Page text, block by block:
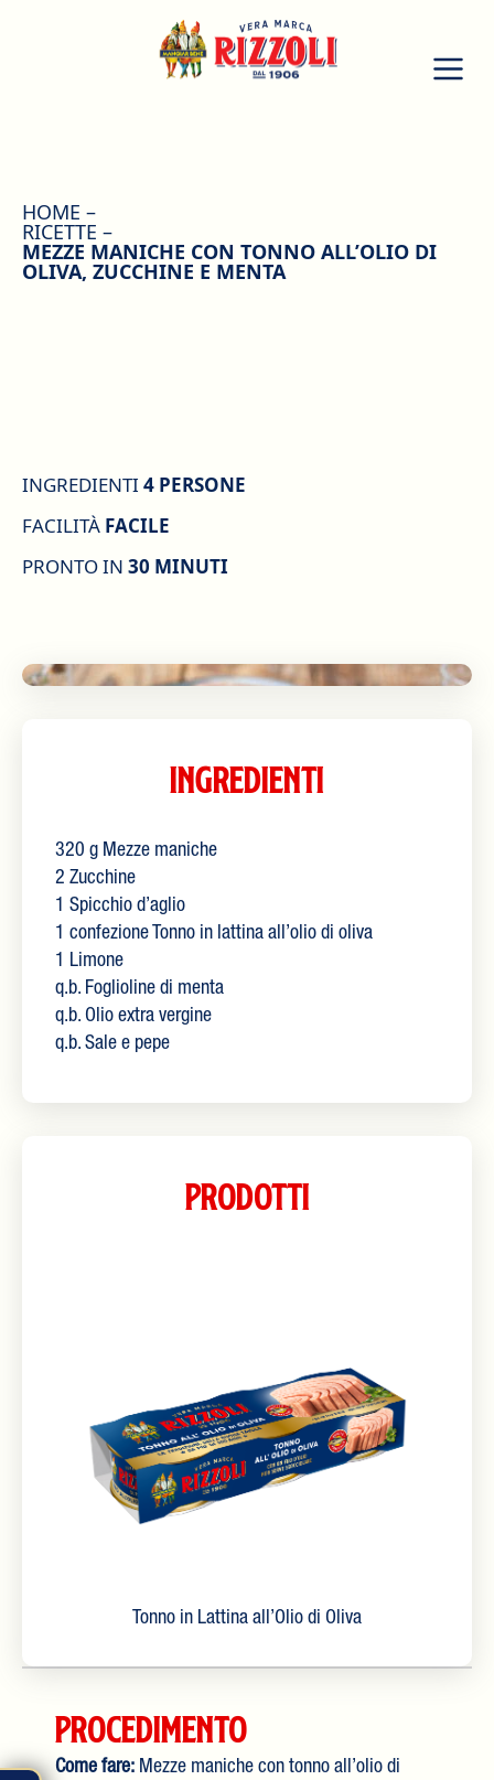
HOME
RICETTE
MEZZE MANICHE CON TONNO ALL’OLIO DI
OLIVA, ZUCCHINE E MENTA
INGREDIENTI 4 PERSONE
FACILITÀ FACILE
PRONTO IN 30 MINUTI
Ingredienti
320 g Mezze maniche
2 Zucchine
1 Spicchio d’aglio
1 confezione Tonno in lattina all’olio di oliva
1 Limone
q.b. Foglioline di menta
q.b. Olio extra vergine
q.b. Sale e pepe
Prodotti
Tonno in Lattina all’Olio di Oliva
Procedimento
Come fare: Mezze maniche con tonno all’olio di